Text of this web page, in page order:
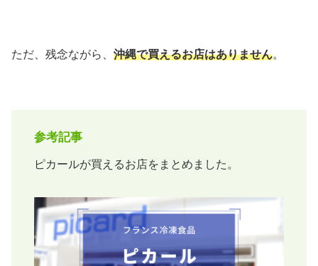
ただ、残念ながら、 沖縄で買えるお店はありません。
参考記事
ピカールが買えるお店をまとめました。